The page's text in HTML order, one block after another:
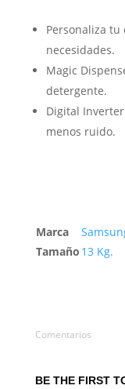
Personaliza tu
necesidades.
Magic
detergente.
Digital
menos ruido.
Marca
Tamaño 13 Kg.
Comentarios
BE THE FIRST